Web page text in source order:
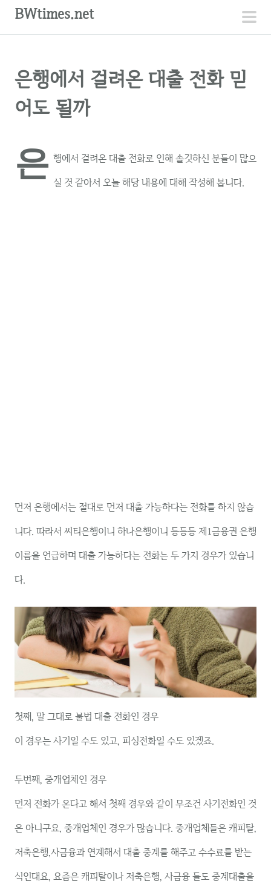
주
BWtimes.net
은행에서 걸려온 대출 전화 믿
어도 될까
은 행에서 걸려온 대출 전화로 인해 솔깃하신 분들이 많으
실 것 같아서 오늘 해당 내용에 대해 작성해 봅니다.
먼저 은행에서는 절대로 먼저 대출 가능하다는 전화를 하지 않습
니다. 따라서 씨티은행이니 하나은행이니 등등등 제1금융권 은행
이름을 언급하며 대출 가능하다는 전화는 두 가지 경우가 있습니
다.
첫째, 말 그대로 불법 대출 전화인 경우
이 경우는 사기일 수도 있고, 피싱전화일 수도 있겠죠.
두번째, 중개업체인 경우
먼저 전화가 온다고 해서 첫째 경우와 같이 무조건 사기전화인 것
은 아니구요, 중개업체인 경우가 많습니다. 중개업체들은 캐피탈,
저축은행,사금융과 연계해서 대출 중계를 해주고 수수료를 받는
식인대요, 요즘은 캐피탈이나 저축은행, 사금융 들도 중계대출을